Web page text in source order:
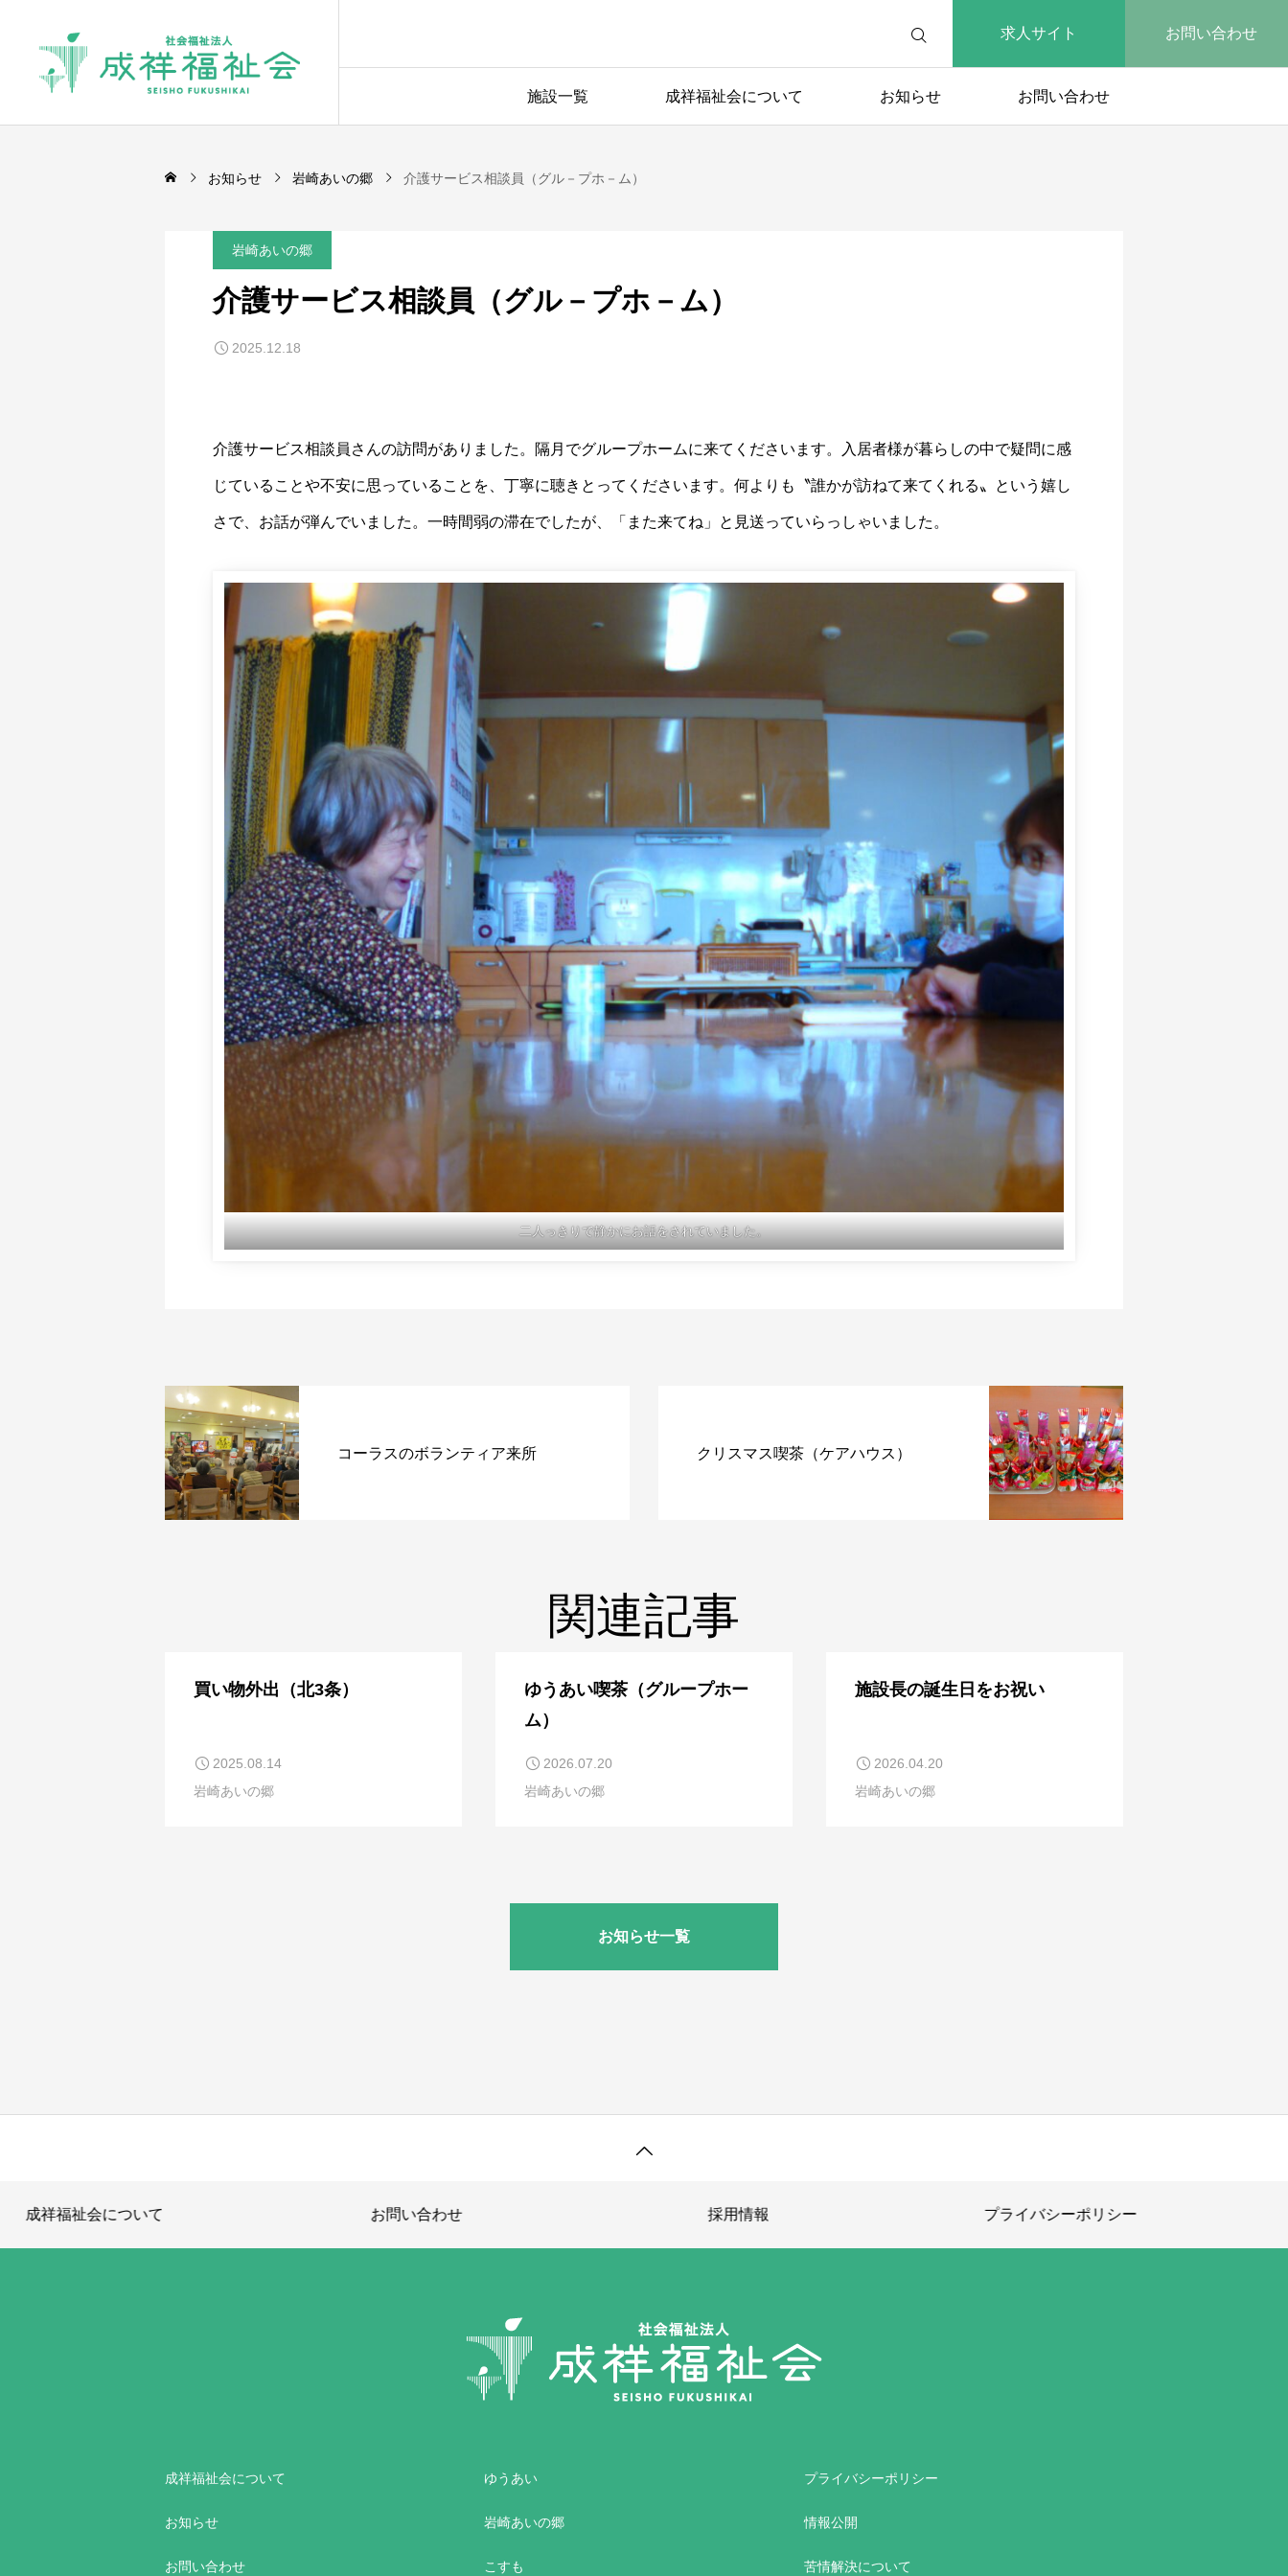
求人サイト お問い合わせ
施設一覧 成祥福祉会について お知らせ お問い合わせ
お知らせ 岩崎あいの郷 介護サービス相談員（グル－プホ－ム）
岩崎あいの郷
介護サービス相談員（グル－プホ－ム）
2025.12.18
介護サービス相談員さんの訪問がありました。隔月でグループホームに来てくださいます。入居者様が暮らしの中で疑問に感
じていることや不安に思っていることを、丁寧に聴きとってくださいます。何よりも〝誰かが訪ねて来てくれる〟という嬉し
さで、お話が弾んでいました。一時間弱の滞在でしたが、「また来てね」と見送っていらっしゃいました。
二人っきりで静かにお話をされていました。
コーラスのボランティア来所 クリスマス喫茶（ケアハウス）
関連記事
買い物外出（北3条）
2025.08.14
岩崎あいの郷
ゆうあい喫茶（グループホー
ム）
2026.07.20
岩崎あいの郷
施設長の誕生日をお祝い
2026.04.20
岩崎あいの郷
お知らせ一覧
福祉会について お問い合わせ 採用情報 プライバシーポリシー
成祥福祉会について
お知らせ
お問い合わせ
ゆうあい
岩崎あいの郷
こすも
プライバシーポリシー
情報公開
苦情解決について